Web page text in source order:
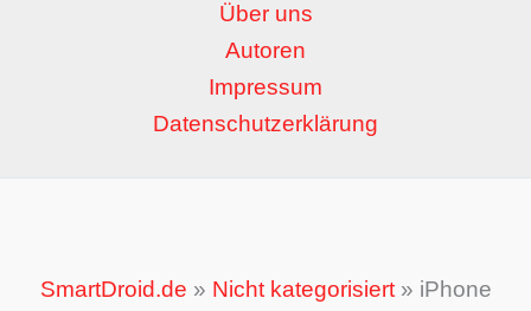
Über uns
Autoren
Impressum
Datenschutzerklärung
SmartDroid.de » Nicht kategorisiert» iPhone